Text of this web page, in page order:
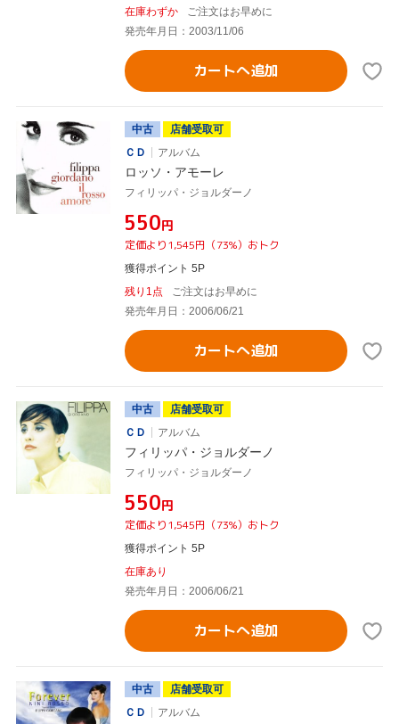
在庫わずか
ご注文はお早めに
発売年月日：2003/11/06
カートへ追加
中古
店舗受取可
ＣＤ
アルバム
ロッソ・アモーレ
フィリッパ・ジョルダーノ
¥550円
定価より1,545円（73%）おトク
獲得ポイント 5P
残り1点
ご注文はお早めに
発売年月日：2006/06/21
カートへ追加
中古
店舗受取可
ＣＤ
アルバム
フィリッパ・ジョルダーノ
フィリッパ・ジョルダーノ
¥550円
定価より1,545円（73%）おトク
獲得ポイント 5P
在庫あり
発売年月日：2006/06/21
カートへ追加
中古
店舗受取可
ＣＤ
アルバム